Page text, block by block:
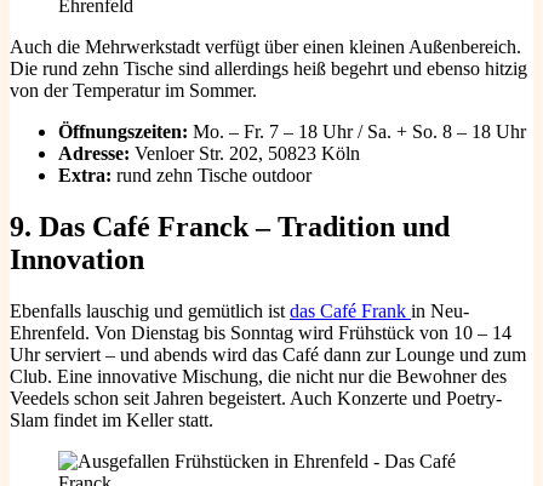
Auch die Mehrwerkstadt verfügt über einen kleinen Außenbereich.
Die rund zehn Tische sind allerdings heiß begehrt und ebenso hitzig
von der Temperatur im Sommer.
Öffnungszeiten: Mo. – Fr. 7 – 18 Uhr / Sa. + So. 8 – 18 Uhr
Adresse: Venloer Str. 202, 50823 Köln
Extra: rund zehn Tische outdoor
9. Das Café Franck – Tradition und
Innovation
Ebenfalls lauschig und gemütlich ist das Café Frank in Neu-
Ehrenfeld. Von Dienstag bis Sonntag wird Frühstück von 10 – 14
Uhr serviert – und abends wird das Café dann zur Lounge und zum
Club. Eine innovative Mischung, die nicht nur die Bewohner des
Veedels schon seit Jahren begeistert. Auch Konzerte und Poetry-
Slam findet im Keller statt.